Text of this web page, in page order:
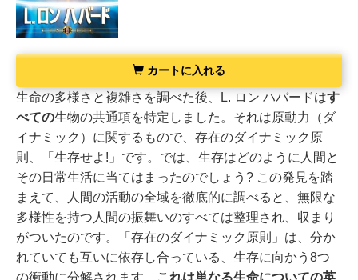
カートに入れる
生命の多様さと複雑さを調べた後、L. ロン ハバードはす
べての生物の共通項を特定しました。それは原動力（ダ
イナミック）に関するもので、存在のダイナミック原
則、「生存せよ!」です。 では、生存はどのように人間と
その日常生活に当てはまったのでしょう? この発見を踏
まえて、人間の活動の全域を徹底的に調べると、無限な
多様性を持つ人間の振舞いのすべては整理され、収まり
がついたのです。「存在のダイナミック原則」は、分か
れていても互いに依存し合っている、生存に向かう8つ
の衝動に分解されます。
これは単なる生命についての英